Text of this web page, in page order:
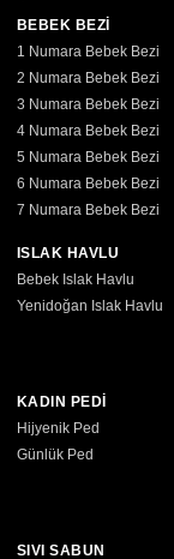
BEBEK BEZİ
1 Numara Bebek Bezi
2 Numara Bebek Bezi
3 Numara Bebek Bezi
4 Numara Bebek Bezi
5 Numara Bebek Bezi
6 Numara Bebek Bezi
7 Numara Bebek Bezi
ISLAK HAVLU
Bebek Islak Havlu
Yenidoğan Islak Havlu
KADIN PEDİ
Hijyenik Ped
Günlük Ped
SIVI SABUN